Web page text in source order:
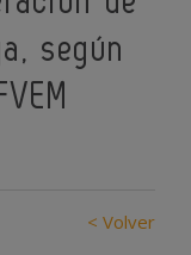
según
< Volver